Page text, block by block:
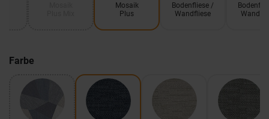
Mosaik
Plus
Bodenfliese /
Wandfliese
Farbe